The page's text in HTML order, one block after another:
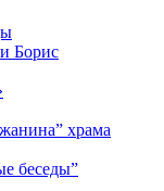
Борис
храма
беседы”